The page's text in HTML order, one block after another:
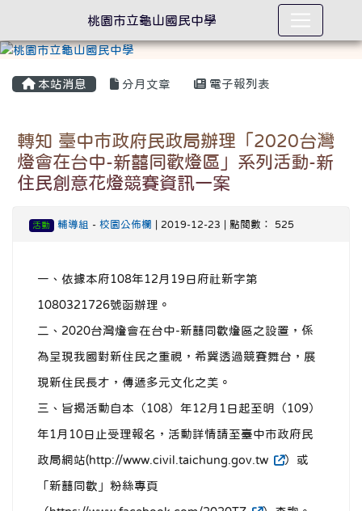
本站消息 分月文章 電子報列表
轉知 臺中市政府民政局辦理「2020台灣
燈會在台中-新囍同歡燈區」系列活動-新
住民創意花燈競賽資訊一案
活動 輔導組 - 校園公佈欄 | 2019-12-23 | 點閱數： 525
一、依據本府108年12月19日府社新字第
1080321726號函辦理。
二、2020台灣燈會在台中-新囍同歡燈區之設置，係
為呈現我國對新住民之重視，希冀透過競賽舞台，展
現新住民長才，傳遞多元文化之美。
三、旨揭活動自本（108）年12月1日起至明（109）
年1月10日止受理報名，活動詳情請至臺中市政府民
政局網站(http://www.civil.taichung.gov.tw ）或
「新囍同歡」粉絲專頁
桃園市立龜山國民中學